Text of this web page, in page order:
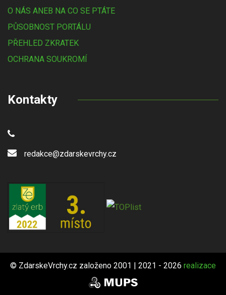
O NÁS ANEB NA CO SE PTÁTE
PŮSOBNOST PORTÁLU
PŘEHLED ZKRATEK
OCHRANA SOUKROMÍ
Kontakty
redakce@zdarskevrchy.cz
© ZdarskeVrchy.cz založeno 2001 | 2021 - 2026 realizace